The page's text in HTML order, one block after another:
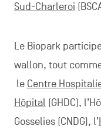
Sud-Charleroi
Le Biopark
wallon, tout
le Centre
Hôpital (GHDC),
Gosselies (CNDG), l’